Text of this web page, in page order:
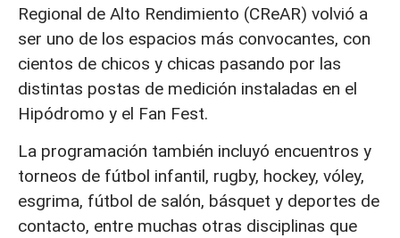
Regional de Alto Rendimiento (CReAR) volvió a
ser uno de los espacios más convocantes, con
cientos de chicos y chicas pasando por las
distintas postas de medición instaladas en el
Hipódromo y el Fan Fest.
La programación también incluyó encuentros y
torneos de fútbol infantil, rugby, hockey, vóley,
esgrima, fútbol de salón, básquet y deportes de
contacto, entre muchas otras disciplinas que